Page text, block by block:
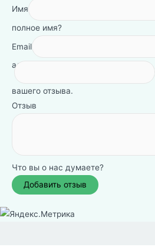
Имя
полное имя?
Email
адрес электронной почты?
вашего отзыва.
Отзыв
Что вы о нас думаете?